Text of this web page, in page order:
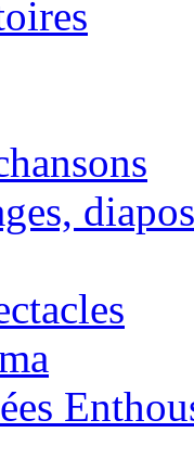
diapos